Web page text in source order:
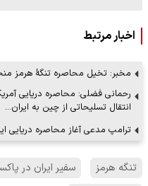
اخبار مرتبط
مخبر: تخیل محاصره تنگهٔ هرمز
رحمانی فضلی: محاصره دریایی
انتقال تسلیحاتی از چین به ایران…
ترامپ مدعی آغاز محاصره دریایی
تنگه هرمز
سفیر ایران در